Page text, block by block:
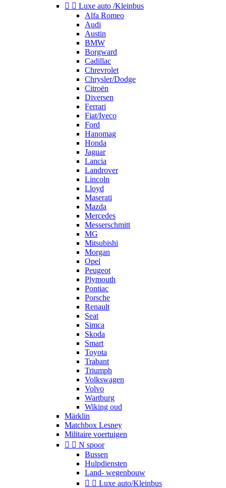
  Luxe auto /Kleinbus
Alfa Romeo
Audi
Austin
BMW
Borgward
Cadillac
Chrevrolet
Chrysler/Dodge
Citroën
Diversen
Ferrari
Fiat/Iveco
Ford
Hanomag
Honda
Jaguar
Lancia
Landrover
Lincoln
Lloyd
Maserati
Mazda
Mercedes
Messerschmitt
MG
Mitsubishi
Morgan
Opel
Peugeot
Plymouth
Pontiac
Porsche
Renault
Seat
Simca
Skoda
Smart
Toyota
Trabant
Triumph
Volkswagen
Volvo
Wartburg
Wiking oud
Märklin
Matchbox Lesney
Militaire voertuigen
  N spoor
Bussen
Hulpdiensten
Land- wegenbouw
  Luxe auto/Kleinbus